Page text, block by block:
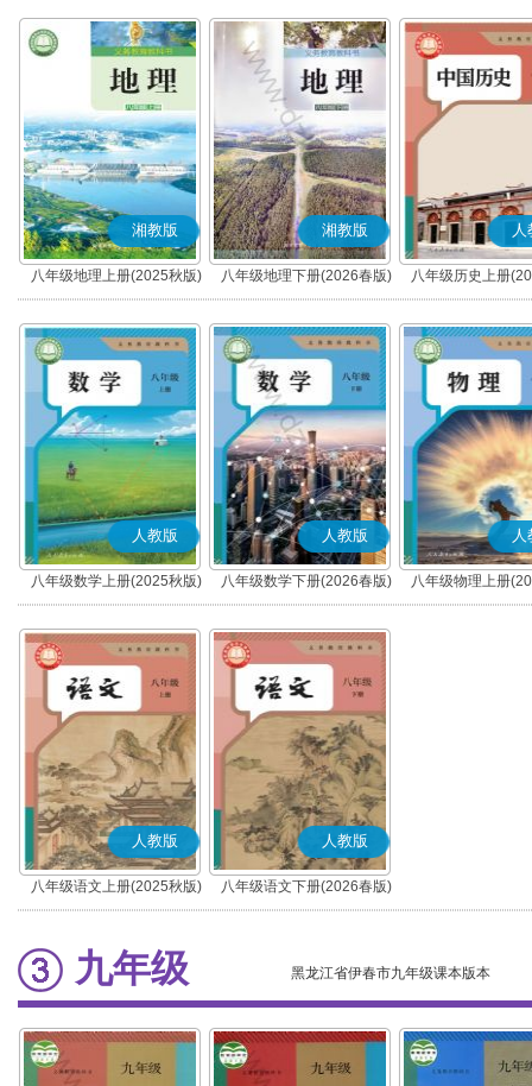
湘教版
八年级地理上册(2025秋版)
湘教版
八年级地理下册(2026春版)
人
八年级历史上册
(部编版)
人教版
八年级数学上册(2025秋版)
人教版
八年级数学下册(2026春版)
人
八年级物理上册
人教版
八年级语文上册(2025秋版)
(部编版)
人教版
八年级语文下册(2026春版)
(部编版)
九年级 黑龙江省伊春市九年级课本版本